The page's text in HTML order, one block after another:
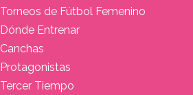
Torneos de Fútbol Femenino
Dónde Entrenar
Canchas
Protagonistas
Tercer Tiempo